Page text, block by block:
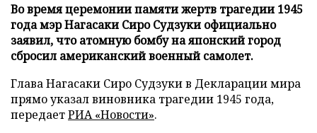
Во время церемонии памяти жертв трагедии 1945
года мэр Нагасаки Сиро Судзуки официально
заявил, что атомную бомбу на японский город
сбросил американский военный самолет.
Глава Нагасаки Сиро Судзуки в Декларации мира
прямо указал виновника трагедии 1945 года,
передаетРИА «Новости».